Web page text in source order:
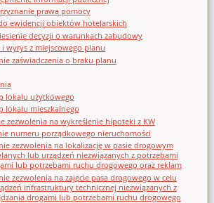
prawa pomocy
ewidencji obiektów hotelarskich
decyzji o warunkach zabudowy
wyrys z miejscowego planu
zaświadczenia o braku planu
lokalu użytkowego
lokalu mieszkalnego
zezwolenia na wykreślenie hipoteki z KW
numeru porządkowego nieruchomości
zezwolenia na lokalizację w pasie drogowym
lub urządzeń niezwiązanych z potrzebami
lub potrzebami ruchu drogowego oraz reklam
zezwolenia na zajęcie pasa drogowego w celu
infrastruktury technicznej niezwiązanych z
drogami lub potrzebami ruchu drogowego